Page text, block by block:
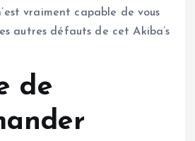
vraiment capable de vous
autres défauts de cet Akiba’s
de